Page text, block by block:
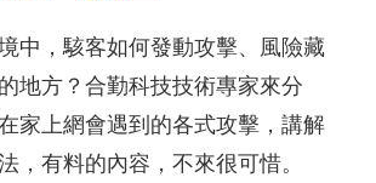
中，駭客如何發動攻擊、風險藏
地方？合勤科技技術專家來分
家上網會遇到的各式攻擊，講解
，有料的內容，不來很可惜。